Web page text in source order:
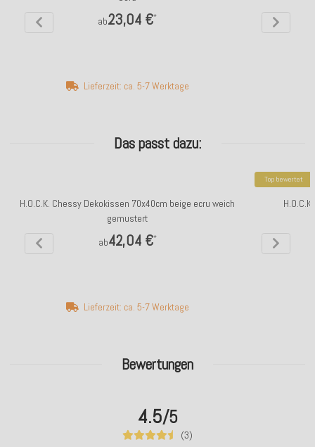
Bewertungen
4.5/5
(3)
ab23,04 €*
Lieferzeit: ca. 5-7 Werktage
Das passt dazu:
H.O.C.K. Chessy Dekokissen 70x40cm beige ecru weich
gemustert
ab42,04 €*
Lieferzeit: ca. 5-7 Werktage
Top bewertet